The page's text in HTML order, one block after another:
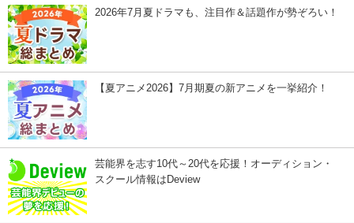
2026年7月夏ドラマも、注目作＆話題作が勢ぞろい！
【夏アニメ2026】7月期夏の新アニメを一挙紹介！
芸能界を志す10代～20代を応援！オーディション・
スクール情報はDeview